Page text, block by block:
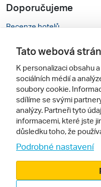
Doporučujeme
Recenze hotelů
Rady na cestu
Cestovní kanceláře
Zájazdy.sk
Sledujte nás
Tato webová
K personalizaci obsahu
sociálních médií a
soubory cookie.
sdílíme se svými
analýzy. Partneři tyto
informacemi, které jste
důsledku toho, že
Podrobné nastavení